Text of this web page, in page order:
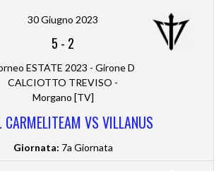
30 Giugno 2023
5 - 2
ESTATE 2023 - Girone D
CALCIOTTO TREVISO -
Morgano [TV]
CARMELITEAM VS VILLANUS
Giornata: 7a Giornata